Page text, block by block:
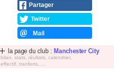
Partager
Twitter
Mail
la page du club : Manchester City
bilan, stats, réultats, calendrier,
effectif, tranferts, ...